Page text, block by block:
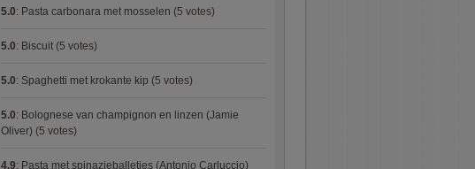
5.0: Pasta carbonara met mosselen (5 votes)
5.0: Biscuit (5 votes)
5.0: Spaghetti met krokante kip (5 votes)
5.0: Bolognese van champignon en linzen (Jamie
Oliver) (5 votes)
4.9: Pasta met spinazieballetjes (Antonio Carluccio)